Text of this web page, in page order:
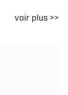
voir plus >>